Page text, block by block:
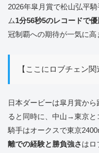
2026年皐月賞で松山弘平
ム1分56秒5のレコードで優
冠制覇への期待が一気に高
【ここにロブチェン
日本ダービーは皐月賞か
ると同時に、中山→東京と
騎手はオークスで東京
離での経験と勝負強さはロ